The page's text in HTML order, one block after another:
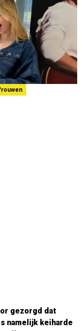
gezorgd dat
namelijk keiharde